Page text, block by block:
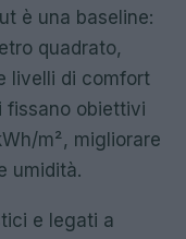
è una baseline:
quadrato,
livelli di comfort
fissano obiettivi
m², migliorare
umidità.
e legati a